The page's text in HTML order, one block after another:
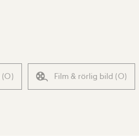
(0) Film & rörlig bild (0)